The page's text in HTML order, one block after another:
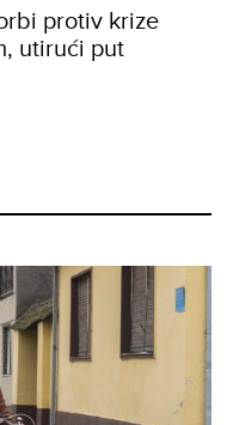
protiv krize
utirući put